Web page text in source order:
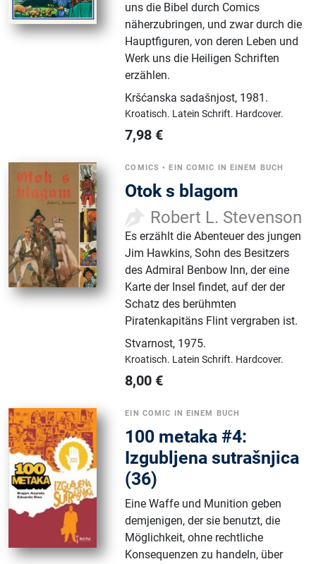
uns die Bibel durch Comics
näherzubringen, und zwar durch die
Hauptfiguren, von deren Leben und
Werk uns die Heiligen Schriften
erzählen.
Kršćanska sadašnjost, 1981.
Kroatisch. Latein Schrift. Hardcover.
7,98 €
COMICS •EIN COMIC IN EINEM BUCH
Otok s blagom
Robert L. Stevenson
Es erzählt die Abenteuer des jungen
Jim Hawkins, Sohn des Besitzers
des Admiral Benbow Inn, der eine
Karte der Insel findet, auf der der
Schatz des berühmten
Piratenkapitäns Flint vergraben ist.
Stvarnost, 1975.
Kroatisch. Latein Schrift. Hardcover.
8,00 €
EIN COMIC IN EINEM BUCH
100 metaka #4:
Izgubljena sutrašnjica
(36)
Eine Waffe und Munition geben
demjenigen, der sie benutzt, die
Möglichkeit, ohne rechtliche
Konsequenzen zu handeln, über